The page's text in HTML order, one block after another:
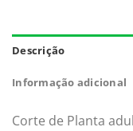
Descrição
Informação adicional
Corte de Planta